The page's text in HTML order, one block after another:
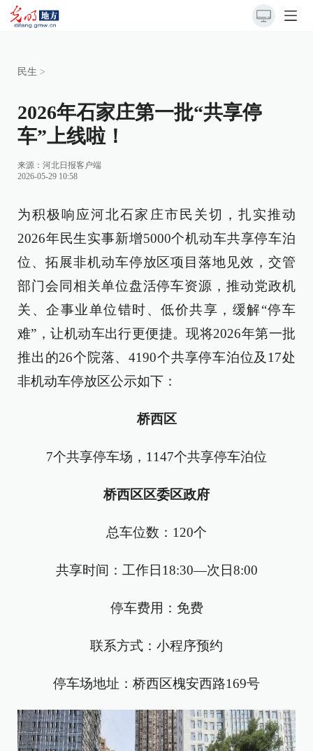
民生 >
2026年石家庄第一批“共享停
车”上线啦！
来源： 河北日报客户端
2026-05-29 10:58
为积极响应河北石家庄市民关切，扎实推动
2026年民生实事新增5000个机动车共享停车泊
位、拓展非机动车停放区项目落地见效，交管
部门会同相关单位盘活停车资源，推动党政机
关、企事业单位错时、低价共享，缓解“停车
难”，让机动车出行更便捷。现将2026年第一批
推出的26个院落、4190个共享停车泊位及17处
非机动车停放区公示如下：
桥西区
7个共享停车场，1147个共享停车泊位
桥西区区委区政府
总车位数：120个
共享时间：工作日18:30—次日8:00
停车费用：免费
联系方式：小程序预约
停车场地址：桥西区槐安西路169号